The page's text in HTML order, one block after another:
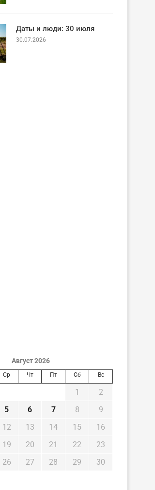
Даты и люди: 30 июля
30.07.2026
Август 2026
Ср Чт Пт Сб Вс
1
2
5 6 7 8
9
12 13 14 15
16
19 20 21 22
23
26 27 28 29
30